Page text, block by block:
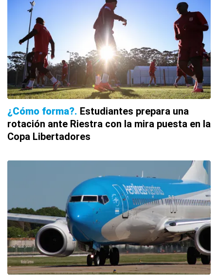
¿Cómo forma? Estudiantes prepara una
rotación ante Riestra con la mira puesta en la
Copa Libertadores